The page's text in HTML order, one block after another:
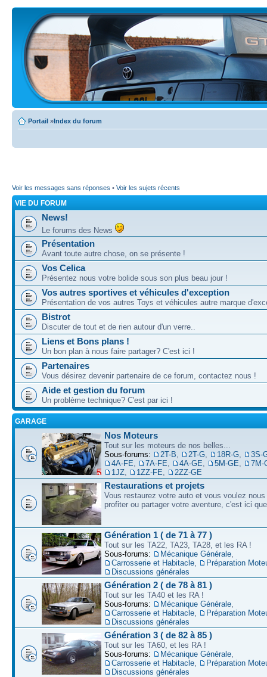
Portail »Index du forum
Voir les messages sans réponses • Voir les sujets récents
VIE DU FORUM
News!
Le forums des News
Présentation
Avant toute autre chose, on se présente !
Vos Celica
Présentez nous votre bolide sous son plus beau jour !
Vos autres sportives et véhicules d'exception
Présentation de vos autres Toys et véhicules autre marque
Bistrot
Discuter de tout et de rien autour d'un verre..
Liens et Bons plans !
Un bon plan à nous faire partager? C'est ici !
Partenaires
Vous désirez devenir partenaire de ce forum, contactez nous !
Aide et gestion du forum
Un problème technique? C'est par ici !
GARAGE
Nos Moteurs
Tout sur les moteurs de nos belles...
Sous-forums:
2T-B 2T-G 18R-G
3S-
4A-FE
7A-FE 4A-GE 5M-GE
7M-
1JZ
1ZZ-FE 2ZZ-GE
Restaurations et projets
Vous restaurez votre auto et vous voulez nous
profiter ou partager votre aventure, c'est ici
Génération 1 ( de 71 à 77 )
Tout sur les TA22, TA23, TA28, et les RA !
Sous-forums:
Mécanique Générale
Carrosserie et Habitacle
Préparation
Discussions générales
Génération 2 ( de 78 à 81 )
Tout sur les TA40 et les RA !
Sous-forums:
Mécanique Générale
Carrosserie et Habitacle
Préparation
Discussions générales
Génération 3 ( de 82 à 85 )
Tout sur les TA60, et les RA !
Sous-forums:
Mécanique Générale
Carrosserie et Habitacle
Préparation
Discussions générales